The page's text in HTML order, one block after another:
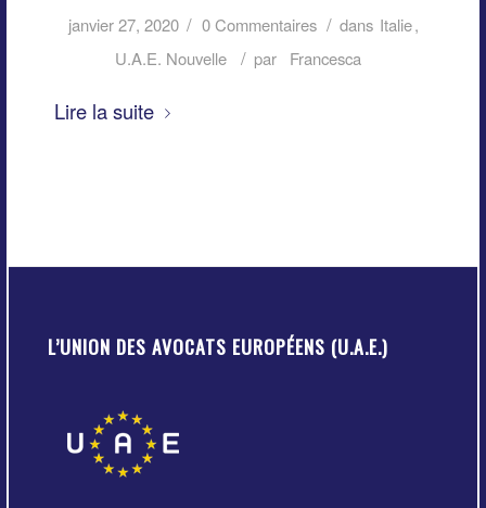
janvier 27, 2020 / 0 Commentaires / dans Italie,
U.A.E. Nouvelle
/ par Francesca
Lire la suite
L’UNION DES AVOCATS EUROPÉENS (U.A.E.)